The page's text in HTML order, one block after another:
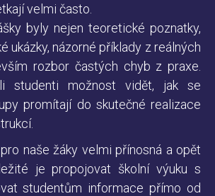
velmi často.
byly nejen teoretické poznatky,
ukázky, názorné příklady z reálných
rozbor častých chyb z praxe.
studenti možnost vidět, jak se
promítají do skutečné realizace
naše žáky velmi přínosná a opět
je propojovat školní výuku s
studentům informace přímo od